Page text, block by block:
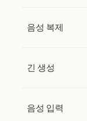
음성 복제
긴 생성
음성 입력